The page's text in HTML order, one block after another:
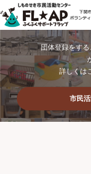
団体登録をす
詳しくは
市民